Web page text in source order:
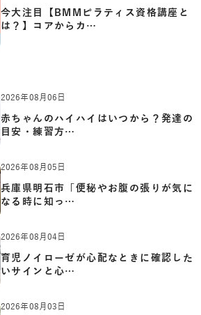
今大注目【BMMピラティス資格講座と
は？】コアからカ…
2026年08月06日
赤ちゃんのハイハイはいつから？発達の
目安・練習方…
2026年08月05日
兵庫県明石市「便秘やお腹の張りが気に
なる時に知っ…
2026年08月04日
育児ノイローゼが心配なときに確認した
いサインと心…
2026年08月03日